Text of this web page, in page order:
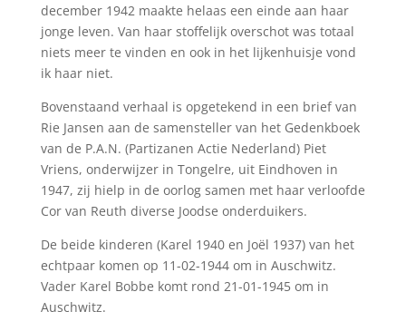
december 1942 maakte helaas een einde aan haar
jonge leven. Van haar stoffelijk overschot was totaal
niets meer te vinden en ook in het lijkenhuisje vond
ik haar niet.
Bovenstaand verhaal is opgetekend in een brief van
Rie Jansen aan de samensteller van het Gedenkboek
van de P.A.N. (Partizanen Actie Nederland) Piet
Vriens, onderwijzer in Tongelre, uit Eindhoven in
1947, zij hielp in de oorlog samen met haar verloofde
Cor van Reuth diverse Joodse onderduikers.
De beide kinderen (Karel 1940 en Joël 1937) van het
echtpaar komen op 11-02-1944 om in Auschwitz.
Vader Karel Bobbe komt rond 21-01-1945 om in
Auschwitz.